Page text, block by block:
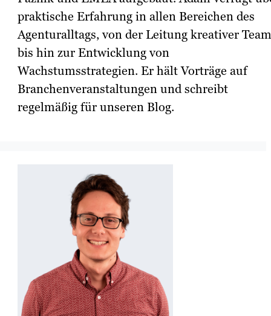
praktische Erfahrung in allen Bereichen des
Agenturalltags, von der Leitung kreativer
bis hin zur Entwicklung von
Wachstumsstrategien. Er hält Vorträge auf
Branchenveranstaltungen und schreibt
regelmäßig für unseren Blog.